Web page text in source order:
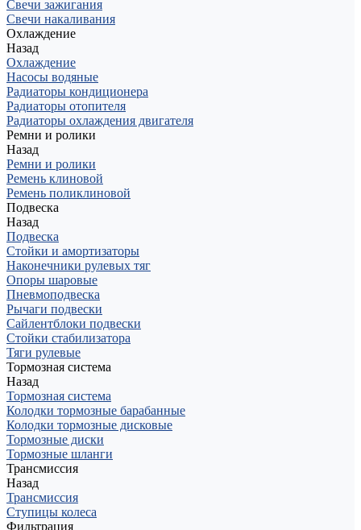
Свечи зажигания
Свечи накаливания
Охлаждение
Назад
Охлаждение
Насосы водяные
Радиаторы кондиционера
Радиаторы отопителя
Радиаторы охлаждения двигателя
Ремни и ролики
Назад
Ремни и ролики
Ремень клиновой
Ремень поликлиновой
Подвеска
Назад
Подвеска
Стойки и амортизаторы
Наконечники рулевых тяг
Опоры шаровые
Пневмоподвеска
Рычаги подвески
Сайлентблоки подвески
Стойки стабилизатора
Тяги рулевые
Тормозная система
Назад
Тормозная система
Колодки тормозные барабанные
Колодки тормозные дисковые
Тормозные диски
Тормозные шланги
Трансмиссия
Назад
Трансмиссия
Ступицы колеса
Фильтрация